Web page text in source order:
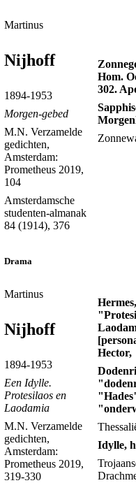
Martinus
Nijhoff
1894-1953
Morgen-gebed
M.N. Verzamelde
gedichten,
Amsterdam:
Prometheus 2019,
104
Amsterdamsche
studenten-almanak
84 (1914), 376
Hom.
302.
Drama
Martinus
Nijhoff
1894-1953
Een Idylle.
Protesilaos en
Laodamia
M.N. Verzamelde
gedichten,
Amsterdam:
Prometheus 2019,
319-330
Hector,
Idylle,